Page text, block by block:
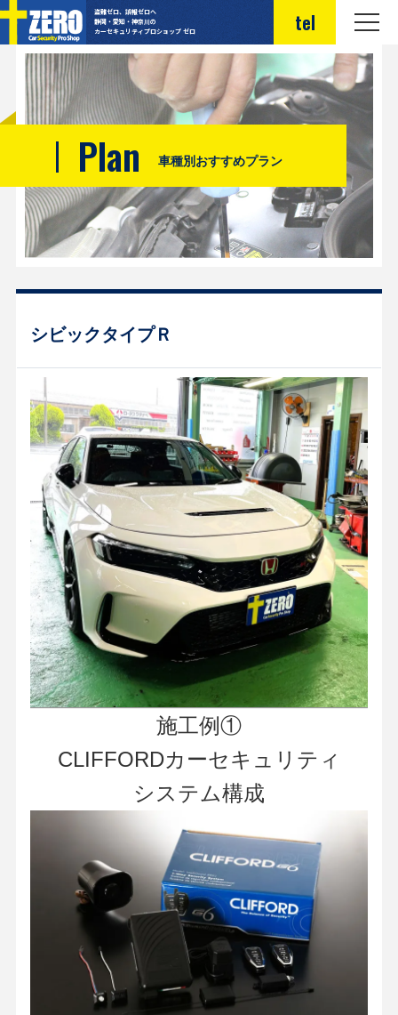
盗難ゼロ、誤報ゼロへ
静岡・愛知・神奈川の
カーセキュリティプロショップ ゼロ
tel
Plan 車種別おすすめプラン
シビックタイプＲ
施工例①
CLIFFORDカーセキュリティ
システム構成